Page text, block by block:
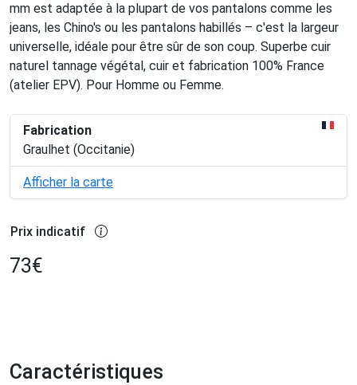
mm est adaptée à la plupart de vos pantalons comme les
jeans, les Chino's ou les pantalons habillés – c'est la largeur
universelle, idéale pour être sûr de son coup. Superbe cuir
naturel tannage végétal, cuir et fabrication 100% France
(atelier EPV). Pour Homme ou Femme.
Fabrication
Graulhet (Occitanie)
Afficher la carte
Prix indicatif
73€
Caractéristiques